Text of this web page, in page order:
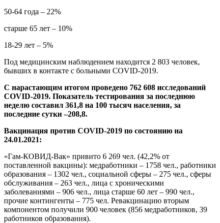
50-64 года – 22%
старше 65 лет – 10%
18-29 лет – 5%
Под медицинским наблюдением находится 2 803 человек,
бывших в контакте с больными COVID-2019.
С нарастающим итогом проведено 762 608 исследований
COVID-2019. Показатель тестирования за последнюю
неделю составил 361,8 на 100 тысяч населения, за
последние сутки –208,8.
Вакцинация против COVID-2019 по состоянию на
24.01.2021:
«Гам-КОВИД-Вак» привито 6 269 чел. (42,2% от
поставленной вакцины): медработники – 1758 чел., работники
образования – 1302 чел., социальной сферы – 275 чел., сферы
обслуживания – 263 чел., лица с хроническими
заболеваниями – 906 чел., лица старше 60 лет – 990 чел.,
прочие контингенты – 775 чел. Ревакцинацию вторым
компонентом получили 900 человек (856 медработников, 39
работников образования).